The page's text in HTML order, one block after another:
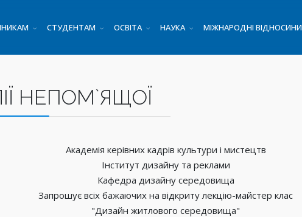
СТУДЕНТАМ ОСВІТА НАУКА МІЖНАРОДНІ ВІДНОСИНИ
НЕПОМ`ЯЩОЇ
Академія керівних кадрів культури і мистецтв
Інститут дизайну та реклами
Кафедра дизайну середовища
Запрошує всіх бажаючих на відкриту лекцію-майстер клас
"Дизайн житлового середовища"